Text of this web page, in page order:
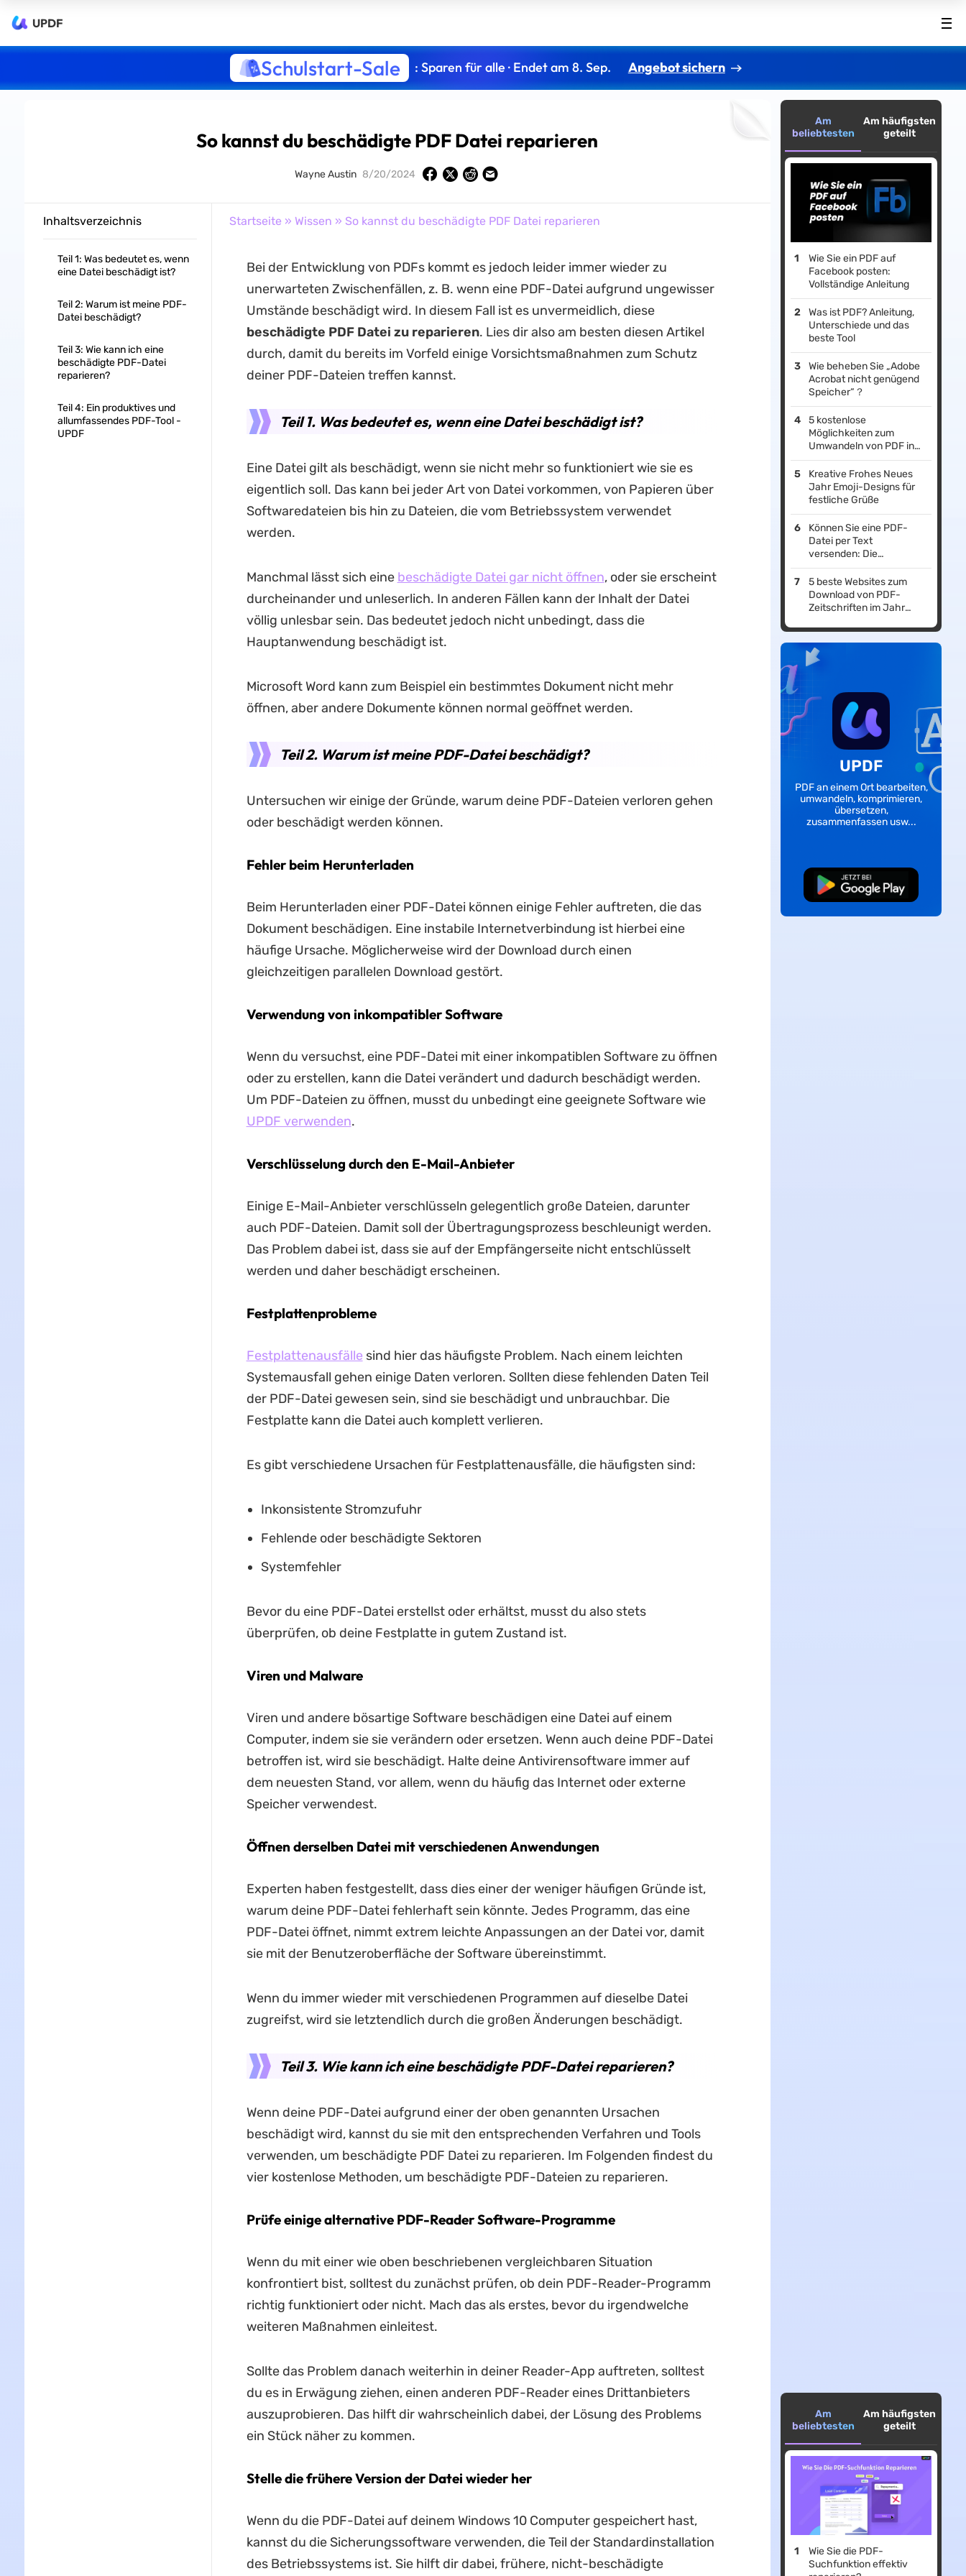
UPDF
Schulstart-Sale : Sparen für alle · Endet am 8. Sep. Angebot sichern
So kannst du beschädigte PDF Datei reparieren
Wayne Austin 8/20/2024
Inhaltsverzeichnis
Teil 1: Was bedeutet es, wenn
eine Datei beschädigt ist?
Teil 2: Warum ist meine PDF-
Datei beschädigt?
Teil 3: Wie kann ich eine
beschädigte PDF-Datei
reparieren?
Teil 4: Ein produktives und
allumfassendes PDF-Tool -
UPDF
Startseite » Wissen » So kannst du beschädigte PDF Datei reparieren
Bei der Entwicklung von PDFs kommt es jedoch leider immer wieder zu
unerwarteten Zwischenfällen, z. B. wenn eine PDF-Datei aufgrund ungewisser
Umstände beschädigt wird. In diesem Fall ist es unvermeidlich, diese
beschädigte PDF Datei zu reparieren. Lies dir also am besten diesen Artikel
durch, damit du bereits im Vorfeld einige Vorsichtsmaßnahmen zum Schutz
deiner PDF-Dateien treffen kannst.
Teil 1. Was bedeutet es, wenn eine Datei beschädigt ist?
Eine Datei gilt als beschädigt, wenn sie nicht mehr so funktioniert wie sie es
eigentlich soll. Das kann bei jeder Art von Datei vorkommen, von Papieren über
Softwaredateien bis hin zu Dateien, die vom Betriebssystem verwendet
werden.
Manchmal lässt sich eine beschädigte Datei gar nicht öffnen, oder sie erscheint
durcheinander und unleserlich. In anderen Fällen kann der Inhalt der Datei
völlig unlesbar sein. Das bedeutet jedoch nicht unbedingt, dass die
Hauptanwendung beschädigt ist.
Microsoft Word kann zum Beispiel ein bestimmtes Dokument nicht mehr
öffnen, aber andere Dokumente können normal geöffnet werden.
Teil 2. Warum ist meine PDF-Datei beschädigt?
Untersuchen wir einige der Gründe, warum deine PDF-Dateien verloren gehen
oder beschädigt werden können.
Fehler beim Herunterladen
Beim Herunterladen einer PDF-Datei können einige Fehler auftreten, die das
Dokument beschädigen. Eine instabile Internetverbindung ist hierbei eine
häufige Ursache. Möglicherweise wird der Download durch einen
gleichzeitigen parallelen Download gestört.
Verwendung von inkompatibler Software
Wenn du versuchst, eine PDF-Datei mit einer inkompatiblen Software zu öffnen
oder zu erstellen, kann die Datei verändert und dadurch beschädigt werden.
Um PDF-Dateien zu öffnen, musst du unbedingt eine geeignete Software wie
UPDF verwenden.
Verschlüsselung durch den E-Mail-Anbieter
Einige E-Mail-Anbieter verschlüsseln gelegentlich große Dateien, darunter
auch PDF-Dateien. Damit soll der Übertragungsprozess beschleunigt werden.
Das Problem dabei ist, dass sie auf der Empfängerseite nicht entschlüsselt
werden und daher beschädigt erscheinen.
Festplattenprobleme
Festplattenausfälle sind hier das häufigste Problem. Nach einem leichten
Systemausfall gehen einige Daten verloren. Sollten diese fehlenden Daten Teil
der PDF-Datei gewesen sein, sind sie beschädigt und unbrauchbar. Die
Festplatte kann die Datei auch komplett verlieren.
Es gibt verschiedene Ursachen für Festplattenausfälle, die häufigsten sind:
Inkonsistente Stromzufuhr
Fehlende oder beschädigte Sektoren
Systemfehler
Bevor du eine PDF-Datei erstellst oder erhältst, musst du also stets
überprüfen, ob deine Festplatte in gutem Zustand ist.
Viren und Malware
Viren und andere bösartige Software beschädigen eine Datei auf einem
Computer, indem sie sie verändern oder ersetzen. Wenn auch deine PDF-Datei
betroffen ist, wird sie beschädigt. Halte deine Antivirensoftware immer auf
dem neuesten Stand, vor allem, wenn du häufig das Internet oder externe
Speicher verwendest.
Öffnen derselben Datei mit verschiedenen Anwendungen
Experten haben festgestellt, dass dies einer der weniger häufigen Gründe ist,
warum deine PDF-Datei fehlerhaft sein könnte. Jedes Programm, das eine
PDF-Datei öffnet, nimmt extrem leichte Anpassungen an der Datei vor, damit
sie mit der Benutzeroberfläche der Software übereinstimmt.
Wenn du immer wieder mit verschiedenen Programmen auf dieselbe Datei
zugreifst, wird sie letztendlich durch die großen Änderungen beschädigt.
Teil 3. Wie kann ich eine beschädigte PDF-Datei reparieren?
Wenn deine PDF-Datei aufgrund einer der oben genannten Ursachen
beschädigt wird, kannst du sie mit den entsprechenden Verfahren und Tools
verwenden, um beschädigte PDF Datei zu reparieren. Im Folgenden findest du
vier kostenlose Methoden, um beschädigte PDF-Dateien zu reparieren.
Prüfe einige alternative PDF-Reader Software-Programme
Wenn du mit einer wie oben beschriebenen vergleichbaren Situation
konfrontiert bist, solltest du zunächst prüfen, ob dein PDF-Reader-Programm
richtig funktioniert oder nicht. Mach das als erstes, bevor du irgendwelche
weiteren Maßnahmen einleitest.
Sollte das Problem danach weiterhin in deiner Reader-App auftreten, solltest
du es in Erwägung ziehen, einen anderen PDF-Reader eines Drittanbieters
auszuprobieren. Das hilft dir wahrscheinlich dabei, der Lösung des Problems
ein Stück näher zu kommen.
Stelle die frühere Version der Datei wieder her
Wenn du die PDF-Datei auf deinem Windows 10 Computer gespeichert hast,
kannst du die Sicherungssoftware verwenden, die Teil der Standardinstallation
des Betriebssystems ist. Sie hilft dir dabei, frühere, nicht-beschädigte
Am
beliebtesten
Am häufigsten
geteilt
Wie Sie ein PDF auf
Facebook posten:
Vollständige Anleitung
Was ist PDF? Anleitung,
Unterschiede und das
beste Tool
Wie beheben Sie „Adobe
Acrobat nicht genügend
Speicher“？
5 kostenlose
Möglichkeiten zum
Umwandeln von PDF in
DWG
Kreative Frohes Neues
Jahr Emoji-Designs für
festliche Grüße
Können Sie eine PDF-
Datei per Text
versenden: Die
Anleitung!
5 beste Websites zum
Download von PDF-
Zeitschriften im Jahr
kostenpflichtig)
UPDF
PDF an einem Ort bearbeiten,
umwandeln, komprimieren,
übersetzen,
zusammenfassen usw...
Kostenloser
Download
Am
beliebtesten
Am häufigsten
geteilt
Wie Sie die PDF-
Suchfunktion effektiv